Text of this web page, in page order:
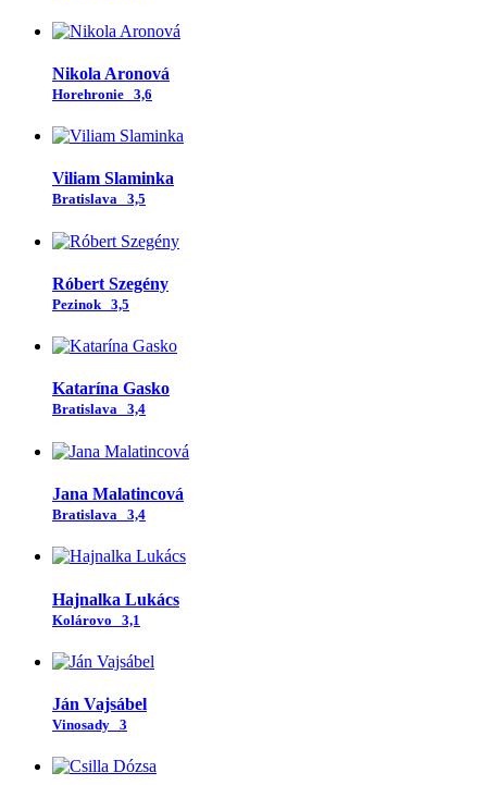
Nikola Aronová
Horehronie 3,6
Viliam Slaminka
Bratislava 3,5
Róbert Szegény
Pezinok 3,5
Katarína Gasko
Bratislava 3,4
Jana Malatincová
Bratislava 3,4
Hajnalka Lukács
Kolárovo 3,1
Ján Vajsábel
Vinosady 3